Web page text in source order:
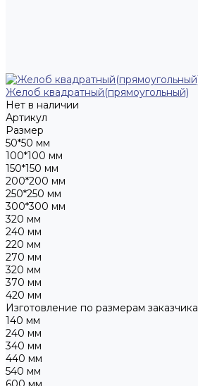
Желоб квадратный(прямоугольный)
Нет в наличии
Артикул
Размер
50*50 мм
100*100 мм
150*150 мм
200*200 мм
250*250 мм
300*300 мм
320 мм
240 мм
220 мм
270 мм
320 мм
370 мм
420 мм
Изготовление по размерам заказчика
140 мм
240 мм
340 мм
440 мм
540 мм